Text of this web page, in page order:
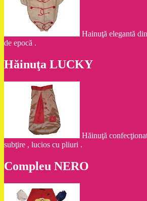
Hainuţă elegantă
de epocă .
Hăinuţa LUCKY
Hăinuţă
subţire , lucios cu pliuri .
Compleu NERO